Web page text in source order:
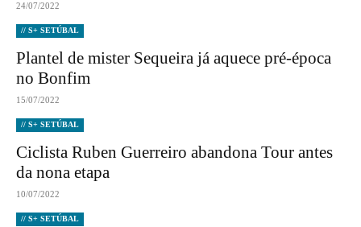
24/07/2022
// S+ SETÚBAL
Plantel de mister Sequeira já aquece pré-época
no Bonfim
15/07/2022
// S+ SETÚBAL
Ciclista Ruben Guerreiro abandona Tour antes
da nona etapa
10/07/2022
// S+ SETÚBAL